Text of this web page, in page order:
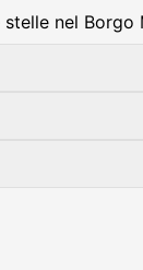
nel Borgo